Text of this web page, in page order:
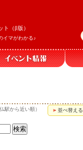
（β版）
イマがわかる♪
並べ替える
駅から近い順）